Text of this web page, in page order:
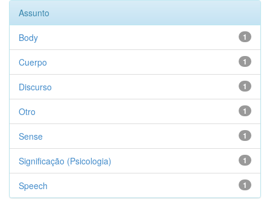
Assunto
1
Body
1
Cuerpo
1
Discurso
1
Otro
1
Sense
1
Significação (Psicologia)
1
Speech